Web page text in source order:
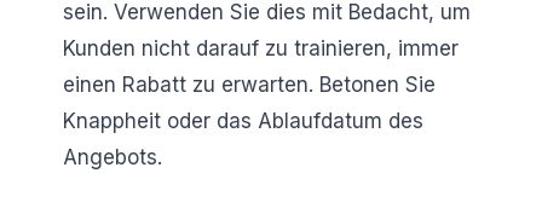
sein. Verwenden Sie dies mit Bedacht, um
Kunden nicht darauf zu trainieren, immer
einen Rabatt zu erwarten. Betonen Sie
Knappheit oder das Ablaufdatum des
Angebots.